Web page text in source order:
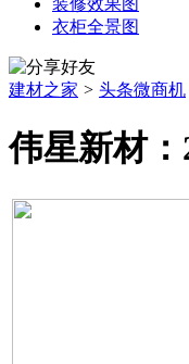
衣柜全景图
建材之家 > 头条微商机
伟星新材：